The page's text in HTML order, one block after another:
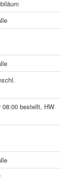
bestellt, HW